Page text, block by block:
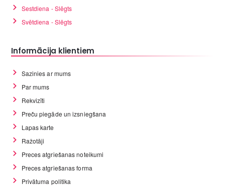
Sestdiena - Slēgts
Svētdiena - Slēgts
Informācija klientiem
Sazinies ar mums
Par mums
Rekvizīti
Preču piegāde un izsniegšana
Lapas karte
Ražotāji
Preces atgriešanas noteikumi
Preces atgriešanas forma
Privātuma politika